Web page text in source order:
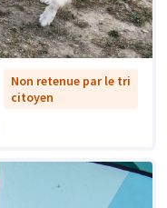
Non retenue par le tri
citoyen